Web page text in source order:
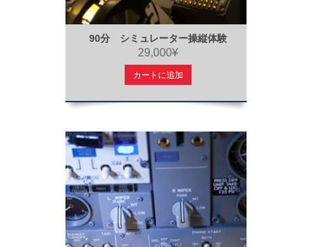
90分 シミュレーター操縦体験
29,000¥
カートに追加